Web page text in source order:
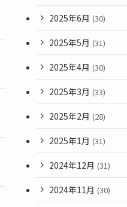
2025年6月 (30)
2025年5月 (31)
2025年4月 (30)
2025年3月 (33)
2025年2月 (28)
2025年1月 (31)
2024年12月 (31)
2024年11月 (30)